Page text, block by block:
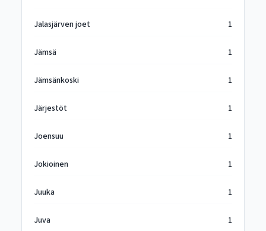
Jalasjärven joet 1
Jämsä 1
Jämsänkoski 1
Järjestöt 1
Joensuu 1
Jokioinen 1
Juuka 1
Juva 1